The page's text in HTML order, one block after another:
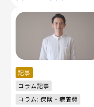
記事
コラム記事
コラム: 保険・療養費